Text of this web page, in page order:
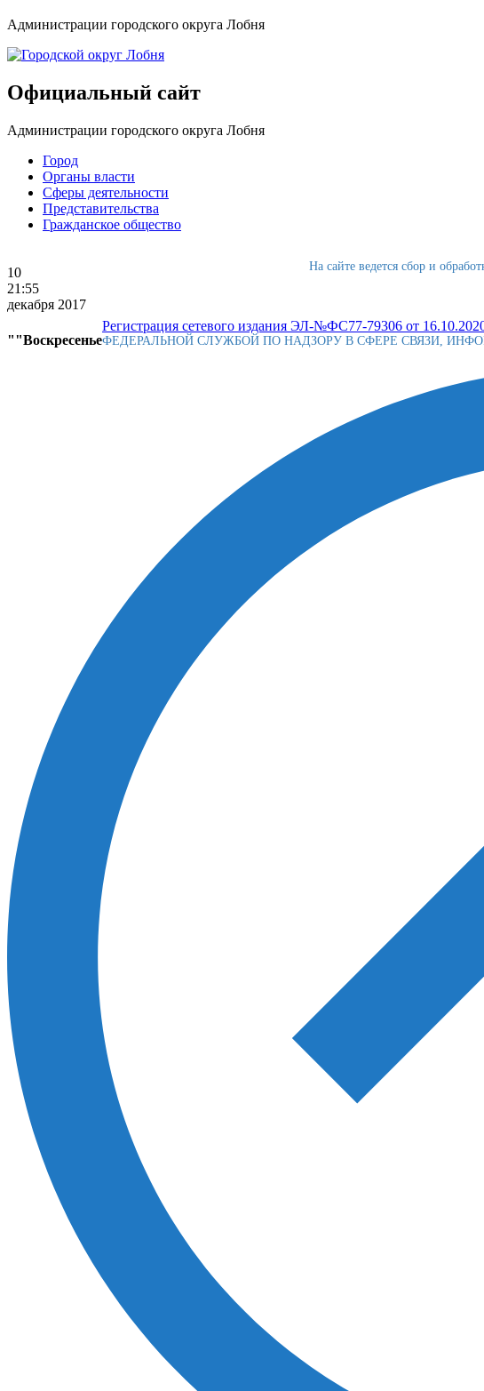
Администрации городского округа Лобня
Официальный сайт
Администрации городского округа Лобня
Город
Органы власти
Сферы деятельности
Представительства
Гражданское общество
10
21:55
декабря 2017
""Воскресенье
На сайте ведется сбор и
Регистрация сетевого издания ЭЛ-№ФС77-79306 от
ФЕДЕРАЛЬНОЙ СЛУЖБОЙ ПО НАДЗОРУ В СФЕРЕ СВЯЗИ,